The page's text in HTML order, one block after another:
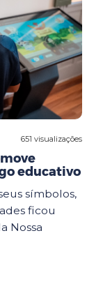
651 visualizações
educativo
símbolos,
ficou
Nossa